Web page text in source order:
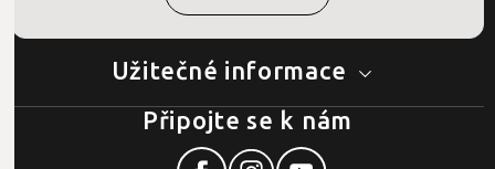
Užitečné informace
Připojte se k nám